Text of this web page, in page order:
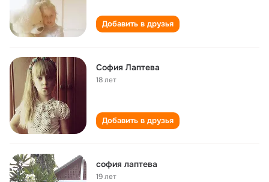
Добавить в друзья
София Лаптева
18 лет
Добавить в друзья
софия лаптева
19 лет